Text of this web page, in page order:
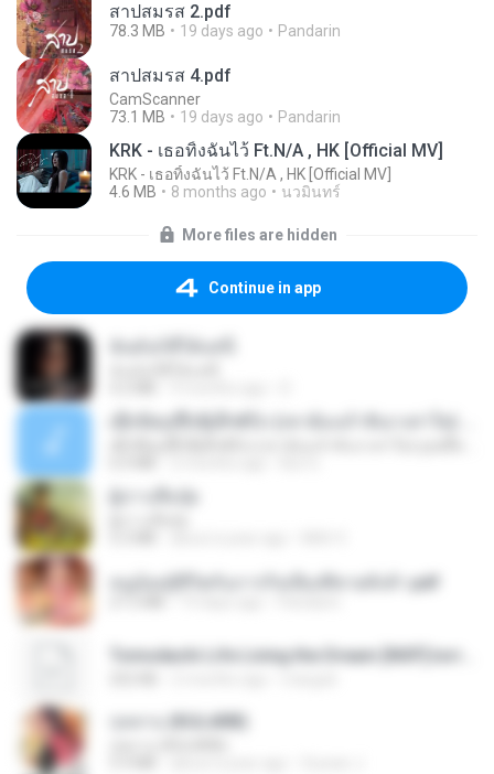
สาปสมรส 2.pdf
78.3 MB 19 days ago Pandarin
สาปสมรส 4.pdf
CamScanner
73.1 MB
19 days ago Pandarin
KRK - เธอทิ้งฉันไว้ Ft.N/A , HK [Official MV]
KRK - เธอทิ้งฉันไว้ Ft.N/A , HK [Official MV]
4.6 MB
8 months ago นวมินทร์
More files are hidden
Continue in app
หนูน้อยสู้ชีวิตกับภารกิจเลี้ยงพี่ชายทั้งห้า.pdf
กุหลาบ (KULARB)